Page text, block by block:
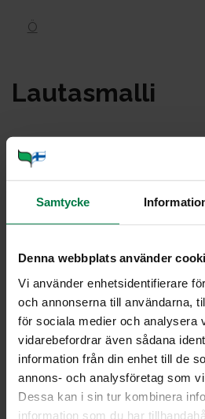
Samtycke
Denna webbplats använder
Vi använder enhetsidentifierare
och annonserna till användarna,
för sociala medier och analysera
vidarebefordrar även sådana
information från din enhet till de
annons- och analysföretag som
Dessa kan i sin tur kombinera
information som du har
Ö
Lau­tas­mal­li
on malli tasapainoisen ja
koostamisesta. Puolikkaalle
kypsennettyjä kasviksia,
siipikarjanlihaa tai punaista lihaa